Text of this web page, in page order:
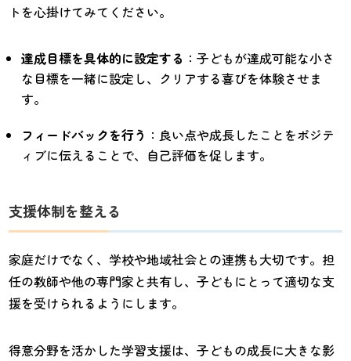
トを心掛けてみてください。
達成目標を具体的に設定する ：子どもが達成可能な小さ
な目標を一緒に設定し、クリアする喜びを体験させま
す。
フィードバックを行う ：良い点や成長したことをポジテ
ィブに伝えることで、自己評価を促します。
支援体制を整える
家庭だけでなく、学校や地域社会との連携も大切です。担
任の教師や他の専門家と共有し、子どもにとって適切な支
援を受けられるようにします。
得意分野を活かした学習支援は、子どもの成長に大きな影